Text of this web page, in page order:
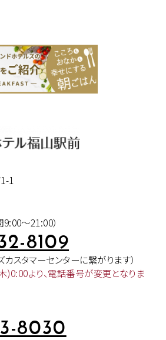
1
～21:00）
8109
カスタマーセンターに繋がります）
より、電話番号が変更となりま
8030